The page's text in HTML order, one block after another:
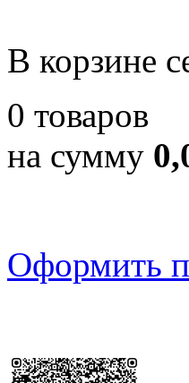
В корзине
0 товаров
на сумму
Оформить